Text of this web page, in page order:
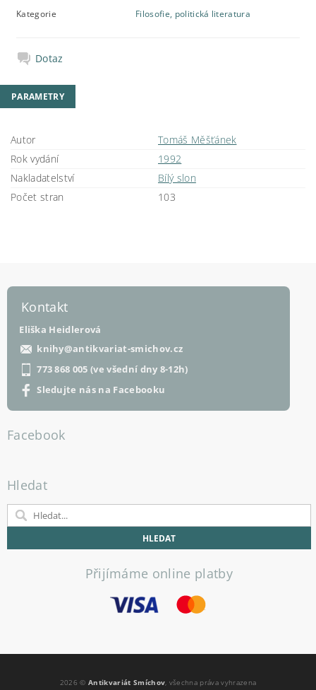
Kategorie Filosofie, politická literatura
Dotaz
PARAMETRY
Autor
Tomáš Měšťánek
Rok vydání
1992
Nakladatelství
Bílý slon
Počet stran
103
Kontakt
Eliška Heidlerová
knihy@antikvariat-smichov.cz
773 868 005 (ve všední dny 8-12h)
Sledujte nás na Facebooku
Facebook
Hledat
Přijímáme online platby
2026 ©Antikvariát Smíchov , všechna práva vyhrazena